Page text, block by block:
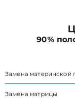
90%
Замена материнской
Замена матрицы